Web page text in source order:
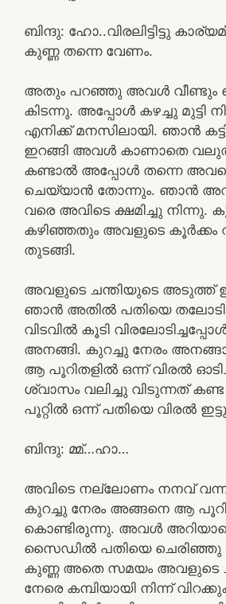
ബിന്ദു: ഹോ..വിരലിട്ടിട്ടു
കുണ്ണ തന്നെ വേണം.
അതും പറഞ്ഞു അവൾ വീണ്ടും
കിടന്നു. അപ്പോൾ കഴച്ചു മുട്ടി
എനിക്ക് മനസിലായി. ഞാൻ
ഇറങ്ങി അവൾ കാണാതെ
കണ്ടാൽ അപ്പോൾ തന്നെ അവളെ
ചെയ്യാൻ തോന്നും. ഞാൻ
വരെ അവിടെ ക്ഷമിച്ചു നിന്നു.
കഴിഞ്ഞതും അവളുടെ കൂർക്കം
തുടങ്ങി.
അവളുടെ ചന്തിയുടെ അടുത്ത്
ഞാൻ അതിൽ പതിയെ തലോടി.
വിടവിൽ കൂടി
അനങ്ങി. കുറച്ചു നേരം
ആ പൂറിതളിൽ ഒന്ന് വിരൽ
ശ്വാസം വലിച്ചു വിടുന്നത്
പൂറ്റിൽ ഒന്ന് പതിയെ വിരൽ ഇട്ടു
ബിന്ദു: മ്മ്…ഹാ…
അവിടെ നല്ലോണം നനവ്
കുറച്ചു നേരം അങ്ങനെ ആ
കൊണ്ടിരുന്നു. അവൾ
സൈഡിൽ പതിയെ ചെരിഞ്ഞു
കുണ്ണ അതെ സമയം അവളുടെ
നേരെ കമ്പിയായി നിന്ന്